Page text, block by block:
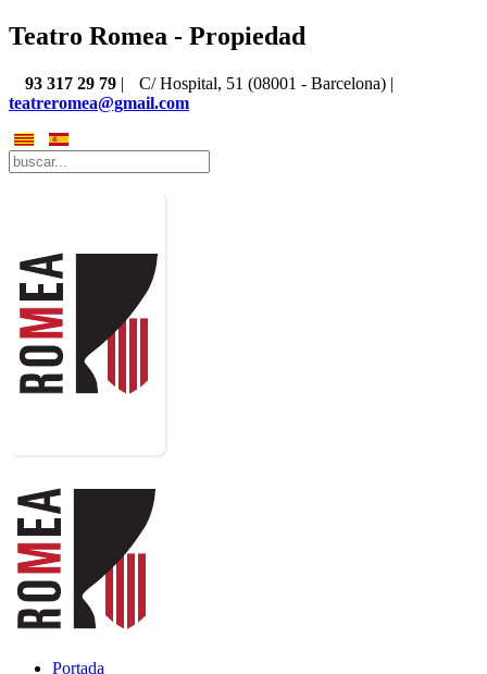
Teatro Romea - Propiedad
93 317 29 79 |
C/ Hospital, 51 (08001 - Barcelona) |
teatreromea@gmail.com
Portada